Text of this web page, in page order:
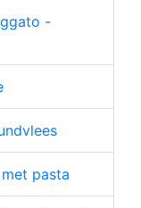
-
pasta